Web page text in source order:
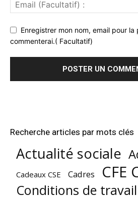
Enregistrer mon nom, email pour
commenterai.( Facultatif)
Recherche articles par mots clés
Actualité sociale
Cadeaux CSE Cadres CFE
Conditions de travail